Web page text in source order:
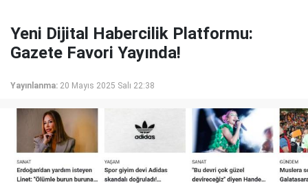
Yeni Dijital Habercilik Platformu:
Gazete Favori Yayında!
Yayınlanma: 20 Mayıs 2025 Salı 22:38